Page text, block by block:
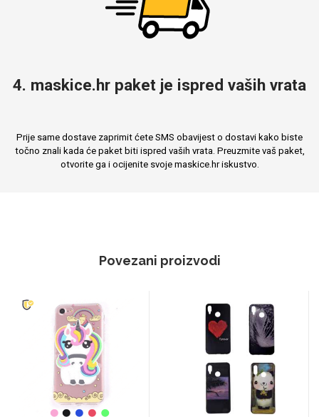
4. maskice.hr paket je ispred vaših vrata
Prije same dostave zaprimit ćete SMS obavijest o dostavi kako biste
točno znali kada će paket biti ispred vaših vrata. Preuzmite vaš paket,
otvorite ga i ocijenite svoje maskice.hr iskustvo.
Povezani proizvodi